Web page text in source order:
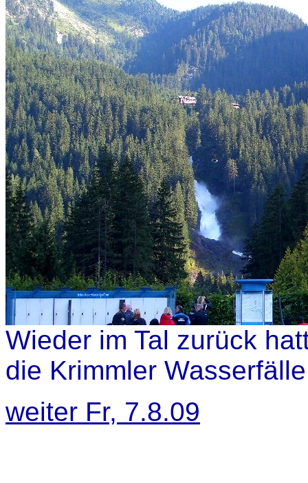
Wieder im Tal zurück
die Krimmler
weiter Fr, 7.8.09